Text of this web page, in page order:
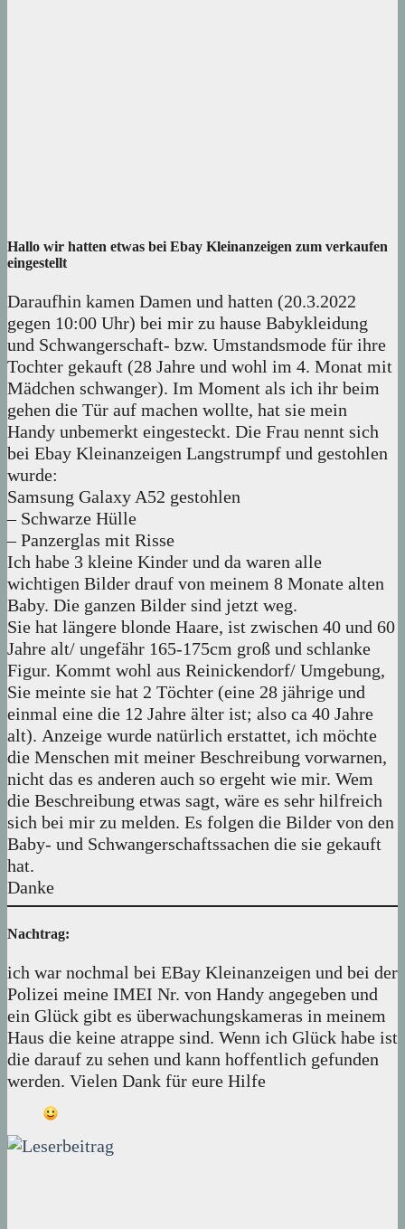
Hallo wir hatten etwas bei Ebay Kleinanzeigen zum verkaufen
eingestellt
Daraufhin kamen Damen und hatten (20.3.2022
gegen 10:00 Uhr) bei mir zu hause Babykleidung
und Schwangerschaft- bzw. Umstandsmode für ihre
Tochter gekauft (28 Jahre und wohl im 4. Monat mit
Mädchen schwanger). Im Moment als ich ihr beim
gehen die Tür auf machen wollte, hat sie mein
Handy unbemerkt eingesteckt. Die Frau nennt sich
bei Ebay Kleinanzeigen Langstrumpf und gestohlen
wurde:
Samsung Galaxy A52 gestohlen
– Schwarze Hülle
– Panzerglas mit Risse
Ich habe 3 kleine Kinder und da waren alle
wichtigen Bilder drauf von meinem 8 Monate alten
Baby. Die ganzen Bilder sind jetzt weg.
Sie hat längere blonde Haare, ist zwischen 40 und 60
Jahre alt/ ungefähr 165-175cm groß und schlanke
Figur. Kommt wohl aus Reinickendorf/ Umgebung,
Sie meinte sie hat 2 Töchter (eine 28 jährige und
einmal eine die 12 Jahre älter ist; also ca 40 Jahre
alt). Anzeige wurde natürlich erstattet, ich möchte
die Menschen mit meiner Beschreibung vorwarnen,
nicht das es anderen auch so ergeht wie mir. Wem
die Beschreibung etwas sagt, wäre es sehr hilfreich
sich bei mir zu melden. Es folgen die Bilder von den
Baby- und Schwangerschaftssachen die sie gekauft
hat.
Danke
Nachtrag:
ich war nochmal bei EBay Kleinanzeigen und bei der
Polizei meine IMEI Nr. von Handy angegeben und
ein Glück gibt es überwachungskameras in meinem
Haus die keine atrappe sind. Wenn ich Glück habe ist
die darauf zu sehen und kann hoffentlich gefunden
werden. Vielen Dank für eure Hilfe